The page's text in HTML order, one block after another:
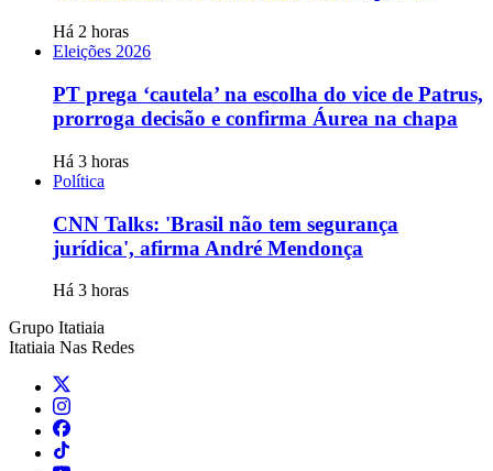
Há 2 horas
Eleições 2026
PT prega ‘cautela’ na escolha do vice de Patrus,
prorroga decisão e confirma Áurea na chapa
Há 3 horas
Política
CNN Talks: 'Brasil não tem segurança
jurídica', afirma André Mendonça
Há 3 horas
Grupo Itatiaia
Itatiaia Nas Redes